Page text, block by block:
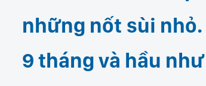
những nốt sùi
9 tháng và hầu